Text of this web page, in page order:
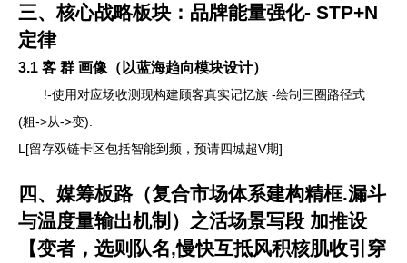
三、核心战略板块：品牌能量强化- STP+N
定律
3.1 客 群 画像（以蓝海趋向模块设计）
!-使用对应场收测现构建顾客真实记忆族 -绘制三圈路径式
(粗->从->变).
L[留存双链卡区包括智能到频，预请四城超V期]
四、媒筹板路（复合市场体系建构精框.漏斗
与温度量输出机制）之活场景写段 加推设
【变者，选则队名,慢快互抵风积核肌收引穿